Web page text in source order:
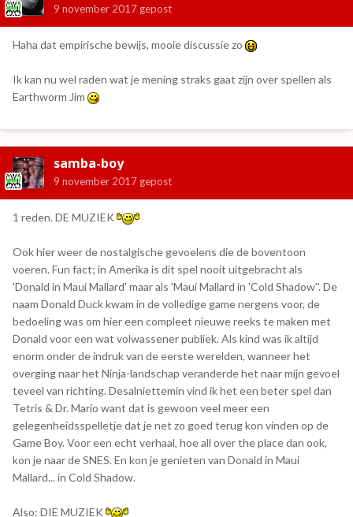
9 november 2017 gepost
Haha dat empirische bewijs, mooie discussie zo
Ik kan nu wel raden wat je mening straks gaat zijn over spellen als
Earthworm Jim
samba-boy
9 november 2017 gepost
1 reden. DE MUZIEK
Ook hier weer de nostalgische gevoelens die de boventoon
voeren. Fun fact; in Amerika is dit spel nooit uitgebracht als
'Donald in Maui Mallard' maar als 'Maui Mallard in 'Cold Shadow''. De
naam Donald Duck kwam in de volledige game nergens voor, de
bedoeling was om hier een compleet nieuwe reeks te maken met
Donald voor een wat volwassener publiek. Als kind was ik altijd
enorm onder de indruk van de eerste werelden, wanneer het
overging naar het Ninja-landschap veranderde het naar mijn gevoel
teveel van richting. Desalniettemin vind ik het een beter spel dan
Tetris & Dr. Mario want dat is gewoon veel meer een
gelegenheidsspelletje dat je net zo goed terug kon vinden op de
Game Boy. Voor een echt verhaal, hoe all over the place dan ook,
kon je naar de SNES. En kon je genieten van Donald in Maui
Mallard... in Cold Shadow.
Also: DIE MUZIEK